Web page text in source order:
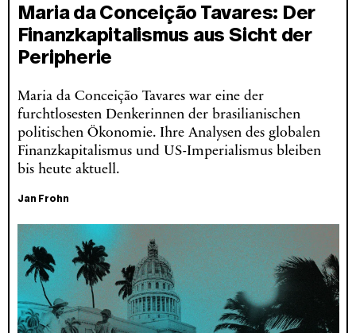
Maria da Conceição Tavares: Der
Finanzkapitalismus aus Sicht der
Peripherie
Maria da Conceição Tavares war eine der
furchtlosesten Denkerinnen der brasilianischen
politischen Ökonomie. Ihre Analysen des globalen
Finanzkapitalismus und US-Imperialismus bleiben
bis heute aktuell.
Jan Frohn